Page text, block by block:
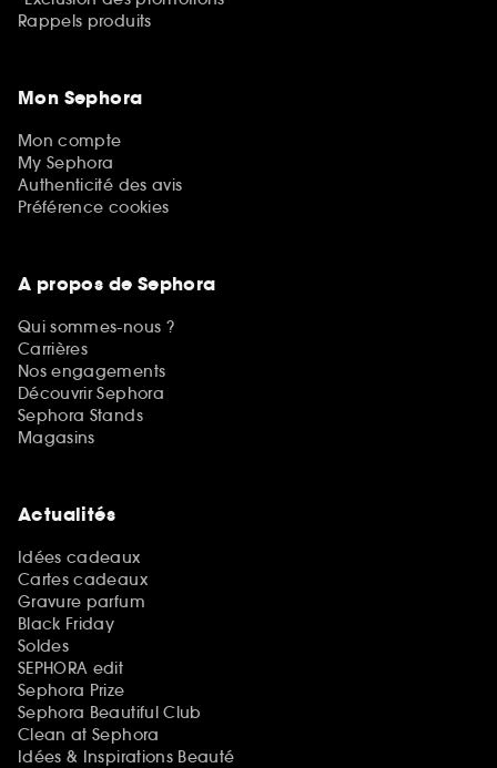
Rappels produits
Mon Sephora
Mon compte
My Sephora
Authenticité des avis
Préférence cookies
A propos de Sephora
Qui sommes-nous ?
Carrières
Nos engagements
Découvrir Sephora
Sephora Stands
Magasins
Actualités
Idées cadeaux
Cartes cadeaux
Gravure parfum
Black Friday
Soldes
SEPHORA edit
Sephora Prize
Sephora Beautiful Club
Clean at Sephora
Idées & Inspirations Beauté